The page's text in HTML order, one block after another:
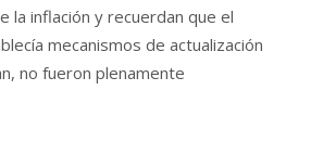
la inflación y recuerdan que el
mecanismos de actualización
no fueron plenamente